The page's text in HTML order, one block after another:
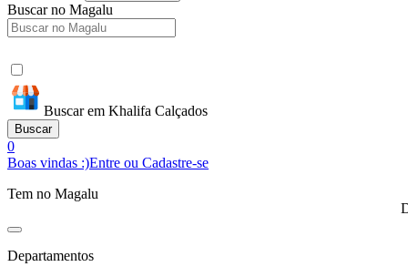
Buscar no Magalu
Buscar em Khalifa Calçados
Buscar
0
Boas vindas :)Entre ou Cadastre-se
Tem no Magalu
Departamentos